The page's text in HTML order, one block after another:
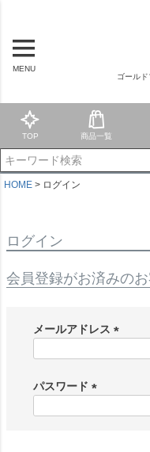
MENU
ゴール
TOP 商品一覧
HOME ログイン
ログイン
会員登録がお済みの
メールアドレス
)
パスワード